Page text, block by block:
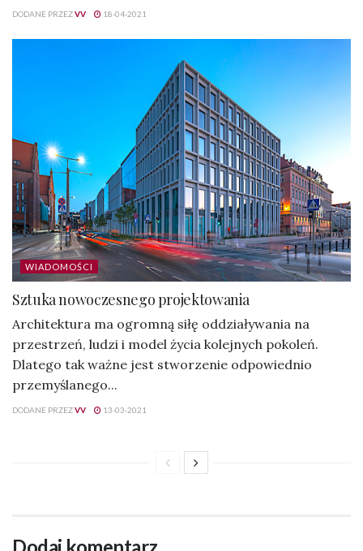
DODANE PRZEZVV 18-04-2021
WIADOMOŚCI
Sztuka nowoczesnego projektowania
Architektura ma ogromną siłę oddziaływania na
przestrzeń, ludzi i model życia kolejnych pokoleń.
Dlatego tak ważne jest stworzenie odpowiednio
przemyślanego...
DODANE PRZEZVV 13-03-2021